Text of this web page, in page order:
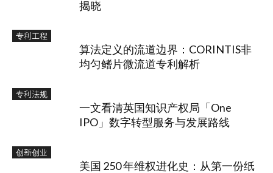
揭晓
专利工程
算法定义的流道边界：CORINTIS非
均匀鳍片微流道专利解析
专利法规
一文看清英国知识产权局「One
IPO」数字转型服务与发展路线
创新创业
美国 250 年维权进化史：从第一份纸